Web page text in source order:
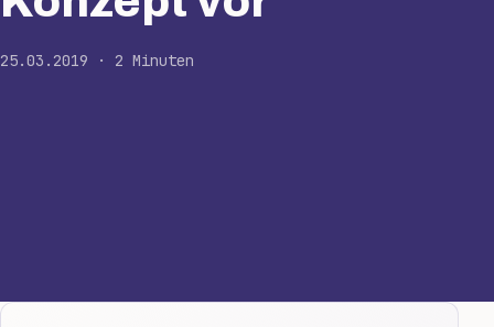
25.03.2019 · 2 Minuten